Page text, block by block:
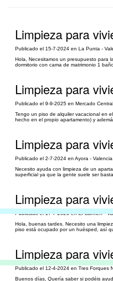
Limpieza para
Publicado el 15-7-2024 en La Punta -
Hola, Necesitamos un presupuesto para
dormitorio con cama de matrimonio 1
Limpieza para
Publicado el 9-9-2025 en Mercado
Tengo un piso de alquiler vacacional en
hecho en el propio apartamento) y
Limpieza para
Publicado el 2-7-2024 en Ayora -
Necesito ayuda con limpieza de un
superficial ya que la gente suele ser
Limpieza para
Publicado el 17-7-2026 en El Carmen -
Hola, buenas tardes. Necesito una
piso está ocupado por un huésped, así
Limpieza para
Publicado el 12-4-2024 en Tres Forques
Buenos días, Quería saber si podéis